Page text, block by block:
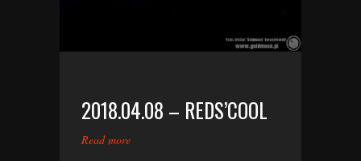
2018.04.08 – REDS’COOL
Read more